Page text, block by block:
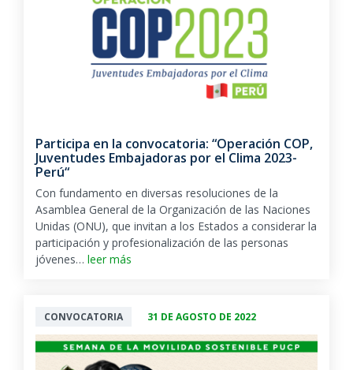
Participa en la convocatoria: “Operación COP,
Juventudes Embajadoras por el Clima 2023-
Perú“
Con fundamento en diversas resoluciones de la
Asamblea General de la Organización de las Naciones
Unidas (ONU), que invitan a los Estados a considerar la
participación y profesionalización de las personas
jóvenes… leer más
CONVOCATORIA 31 DE AGOSTO DE 2022